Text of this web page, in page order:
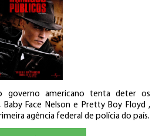
governo americano tenta deter os
Baby Face Nelson e Pretty Boy Floyd ,
agência federal de polícia do país.